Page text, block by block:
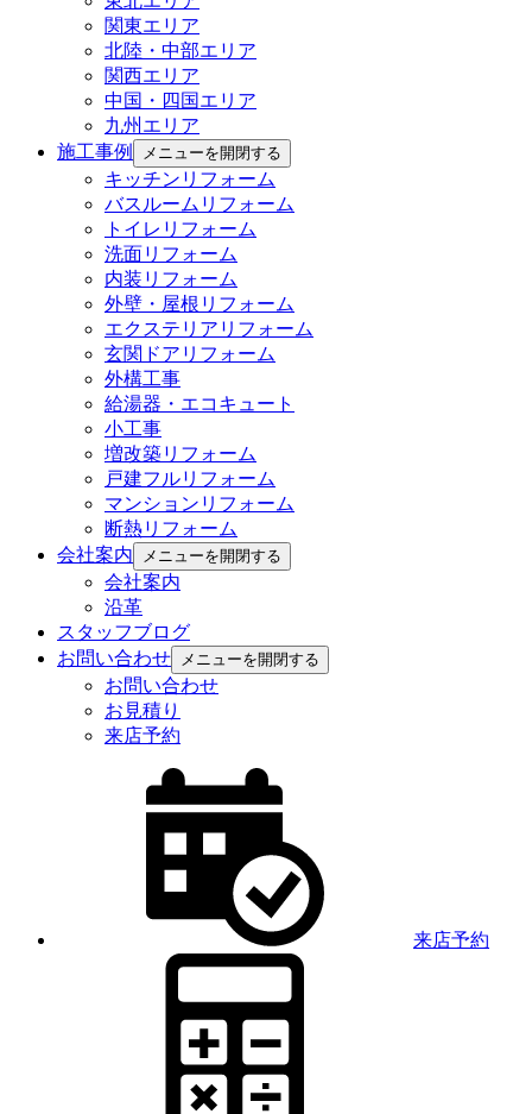
関東エリア
北陸・中部エリア
関西エリア
中国・四国エリア
九州エリア
施工事例
メニューを開閉する
キッチンリフォーム
バスルームリフォーム
トイレリフォーム
洗面リフォーム
内装リフォーム
外壁・屋根リフォーム
エクステリアリフォーム
玄関ドアリフォーム
外構工事
給湯器・エコキュート
小工事
増改築リフォーム
戸建フルリフォーム
マンションリフォーム
断熱リフォーム
会社案内
メニューを開閉する
会社案内
沿革
スタッフブログ
お問い合わせ
メニューを開閉する
お問い合わせ
お見積り
来店予約
来店予約